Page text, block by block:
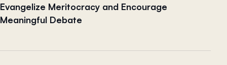
Evangelize Meritocracy and Encourage
Meaningful Debate